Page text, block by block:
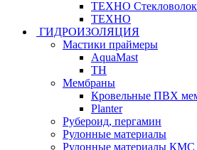
ТЕХНО
ТЕХНО
ГИДРОИЗОЛЯЦИЯ
Мастики праймеры
AquaMast
ТН
Мембраны
Кровельные ПВХ
Planter
Рубероид, пергамин
Рулонные материалы
Рулонные материалы КМС